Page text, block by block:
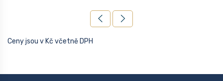
Ceny jsou v Kč včetně DPH